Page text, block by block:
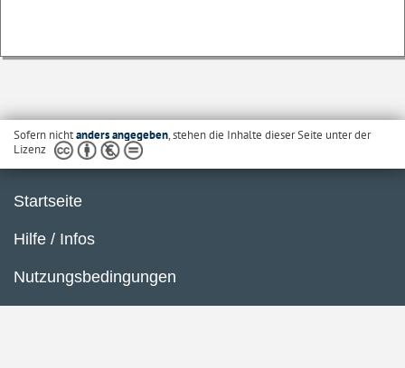
Sofern nichtanders angegeben, stehen die Inhalte dieser Seite unter der
Lizenz
Startseite
Hilfe / Infos
Nutzungsbedingungen